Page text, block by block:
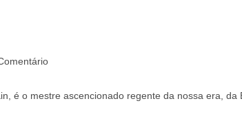
mestre ascencionado regente da nossa era, da